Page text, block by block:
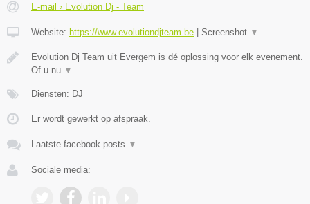
E-mail › Evolution Dj - Team
Website: https://www.evolutiondjteam.be Screenshot ▼
Evolution Dj Team uit Evergem is dé oplossing voor elk evenement.
Of u nu ▼
Diensten: DJ
Er wordt gewerkt op afspraak.
Laatste facebook posts ▼
Sociale media: